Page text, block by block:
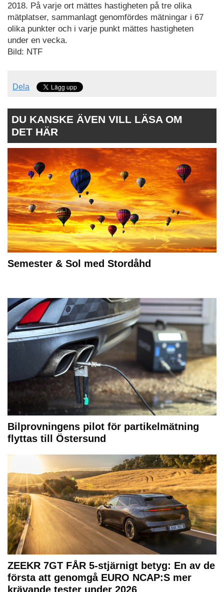
2018. På varje ort mättes hastigheten på tre olika
mätplatser, sammanlagt genomfördes mätningar i 67
olika punkter och i varje punkt mättes hastigheten
under en vecka.
Bild: NTF
Dela
DU KANSKE ÄVEN VILL LÄSA OM
DET HÄR
Semester & Sol med Stordåhd
Bilprovningens pilot för partikelmätning
flyttas till Östersund
ZEEKR 7GT FÅR 5-stjärnigt betyg: En av de
första att genomgå EURO NCAP:S mer
krävande tester under 2026